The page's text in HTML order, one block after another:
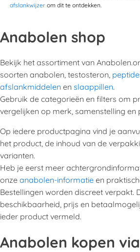
afslankwijzer om dit te ontdekken.
Anabolen shop
Bekijk het assortiment van
soorten anabolen, testosteron,
afslankmiddelen en slaappillen.
Gebruik de categorieën en filters om
vergelijken op merk, samenstelling en
Op iedere productpagina vind je
het product, de inhoud van de
varianten.
Heb je eerst meer
onze anabolen-informatie en
Bestellingen worden discreet verpakt.
beschikbaarheid, prijs en
ieder product vermeld.
Anabolen kopen via